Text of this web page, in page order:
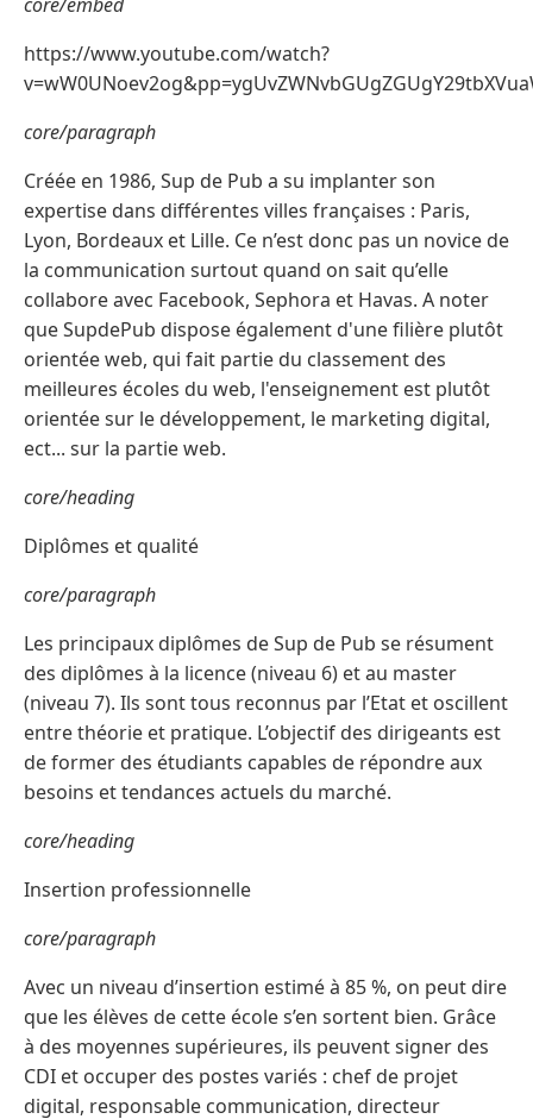
https://www.youtube.com/watch?
core/paragraph
Créée en 1986, Sup de Pub a su implanter son
expertise dans différentes villes françaises : Paris,
Lyon, Bordeaux et Lille. Ce n’est donc pas un novice de
la communication surtout quand on sait qu’elle
collabore avec Facebook, Sephora et Havas. A noter
que SupdePub dispose également d'une filière plutôt
orientée web, qui fait partie du classement des
meilleures écoles du web, l'enseignement est plutôt
orientée sur le développement, le marketing digital,
ect... sur la partie web.
core/heading
Diplômes et qualité
core/paragraph
Les principaux diplômes de Sup de Pub se résument
des diplômes à la licence (niveau 6) et au master
(niveau 7). Ils sont tous reconnus par l’Etat et oscillent
entre théorie et pratique. L’objectif des dirigeants est
de former des étudiants capables de répondre aux
besoins et tendances actuels du marché.
core/heading
Insertion professionnelle
core/paragraph
Avec un niveau d’insertion estimé à 85 %, on peut dire
que les élèves de cette école s’en sortent bien. Grâce
à des moyennes supérieures, ils peuvent signer des
CDI et occuper des postes variés : chef de projet
digital, responsable communication, directeur